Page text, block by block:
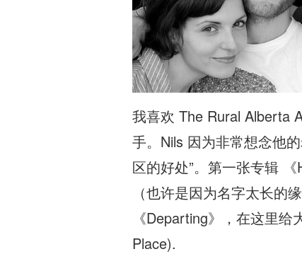
我喜欢 The Rural Alberta
手。Nils 因为非常想念他
区的好处”。第一张专辑
（也许是因为名字太长
《Departing》，在这里
Place).